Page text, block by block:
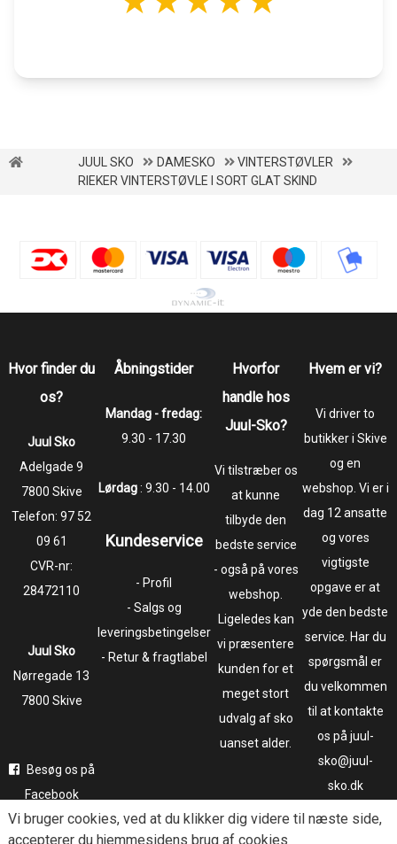
JUUL SKO DAMESKO
VINTERSTØVLER
RIEKER VINTERSTØVLE I SORT GLAT SKIND
Hvor finder du
os?
Juul Sko
​​​​​​​Adelgade 9
7800 Skive
Telefon:97 52
09 61
CVR-nr:
28472110
Juul Sko
​​​​​​​Nørregade 13
7800 Skive
Besøg os på
Facebook
Følg os på
Åbningstider
Mandag - fredag:
9.30 - 17.30
Lørdag: 9.30 - 14.00
Kundeservice
- Profil
- Salgs og
leveringsbetingelser
- Retur & fragtlabel
Hvorfor
handle hos
Juul-Sko?
Vi tilstræber os
at kunne
tilbyde den
bedste service
- også på vores
webshop.
Ligeledes kan
vi præsentere
kunden for et
meget stort
udvalg af sko
uanset alder.
Hvem er vi?
Vi driver to
butikker i Skive
og en
webshop. Vi er i
dag 12 ansatte
og vores
vigtigste
opgave er at
yde den bedste
service. Har du
spørgsmål er
du velkommen
til at kontakte
os på juul-
sko@juul-
sko.dk
Vi bruger cookies, ved at du klikker dig videre til næste side,
accepterer du hjemmesidens brug af cookies